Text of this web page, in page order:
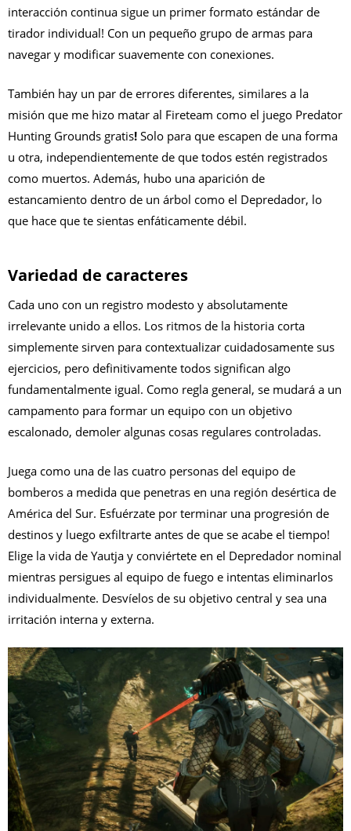
interacción continua sigue un primer formato estándar de
tirador individual! Con un pequeño grupo de armas para
navegar y modificar suavemente con conexiones.
También hay un par de errores diferentes, similares a la
misión que me hizo matar al Fireteam como el juego Predator
Hunting Grounds gratis! Solo para que escapen de una forma
u otra, independientemente de que todos estén registrados
como muertos. Además, hubo una aparición de
estancamiento dentro de un árbol como el Depredador, lo
que hace que te sientas enfáticamente débil.
Variedad de caracteres
Cada uno con un registro modesto y absolutamente
irrelevante unido a ellos. Los ritmos de la historia corta
simplemente sirven para contextualizar cuidadosamente sus
ejercicios, pero definitivamente todos significan algo
fundamentalmente igual. Como regla general, se mudará a un
campamento para formar un equipo con un objetivo
escalonado, demoler algunas cosas regulares controladas.
Juega como una de las cuatro personas del equipo de
bomberos a medida que penetras en una región desértica de
América del Sur. Esfuérzate por terminar una progresión de
destinos y luego exfiltrarte antes de que se acabe el tiempo!
Elige la vida de Yautja y conviértete en el Depredador nominal
mientras persigues al equipo de fuego e intentas eliminarlos
individualmente. Desvíelos de su objetivo central y sea una
irritación interna y externa.